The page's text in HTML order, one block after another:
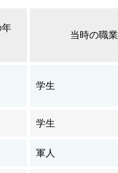
当時の職業
学生
学生
軍人